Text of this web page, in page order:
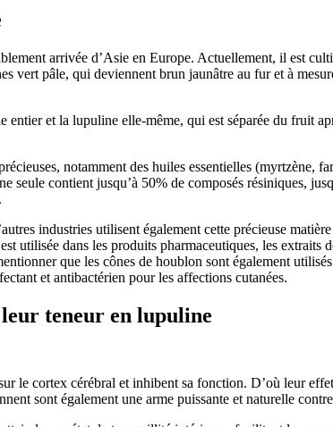
arrivée d’Asie en Europe. Actuellement, il est
vert pâle, qui deviennent brun jaunâtre au fur et à
et la lupuline elle-même, qui est séparée du fruit
notamment des huiles essentielles (myrtzène,
contient jusqu’à 50% de composés résiniques,
industries utilisent également cette précieuse
utilisée dans les produits pharmaceutiques, les extraits
que les cônes de houblon sont également
et antibactérien pour les affections cutanées.
teneur en lupuline
le cortex cérébral et inhibent sa fonction. D’où leur
sont également une arme puissante et naturelle